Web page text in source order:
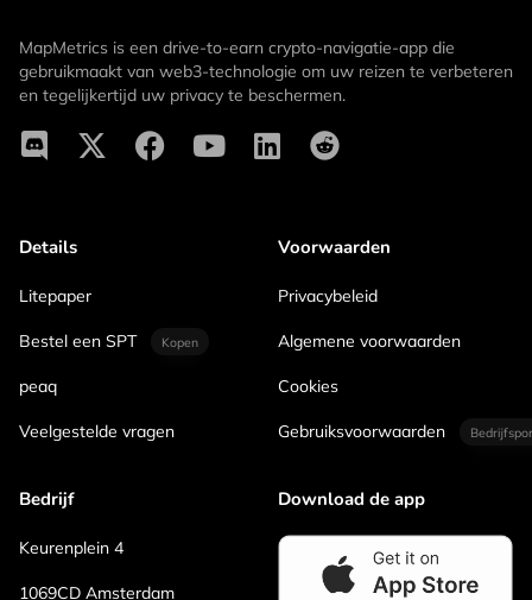
MapMetrics is een drive-to-earn crypto-navigatie-app die
gebruikmaakt van web3-technologie om uw reizen te verbeteren
en tegelijkertijd uw privacy te beschermen.
Details
Litepaper
Bestel een SPT Kopen
peaq
Veelgestelde vragen
Voorwaarden
Privacybeleid
Algemene voorwaarden
Cookies
Gebruiksvoorwaarden
Bedrijf
Keurenplein 4
1069CD Amsterdam
Download de app